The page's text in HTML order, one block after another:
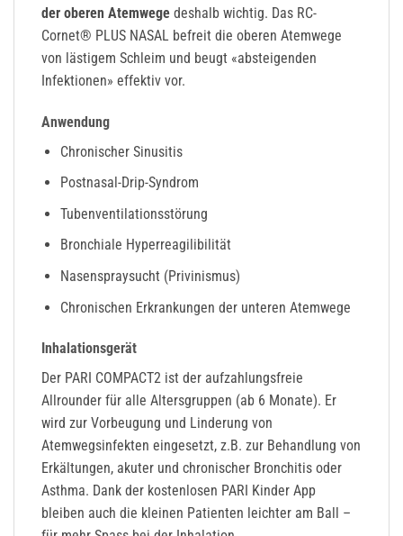
der oberen Atemwege deshalb wichtig. Das RC-
Cornet® PLUS NASAL befreit die oberen Atemwege
von lästigem Schleim und beugt «absteigenden
Infektionen» effektiv vor.
Anwendung
Chronischer Sinusitis
Postnasal-Drip-Syndrom
Tubenventilationsstörung
Bronchiale Hyperreagilibilität
Nasenspraysucht (Privinismus)
Chronischen Erkrankungen der unteren Atemwege
Inhalationsgerät
Der PARI COMPACT2 ist der aufzahlungsfreie
Allrounder für alle Altersgruppen (ab 6 Monate). Er
wird zur Vorbeugung und Linderung von
Atemwegsinfekten eingesetzt, z.B. zur Behandlung von
Erkältungen, akuter und chronischer Bronchitis oder
Asthma. Dank der kostenlosen PARI Kinder App
bleiben auch die kleinen Patienten leichter am Ball –